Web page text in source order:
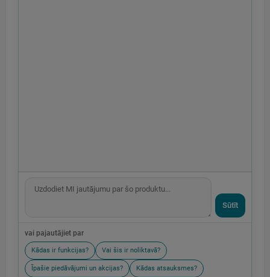
Sūtīt
vai pajautājiet par
Kādas ir funkcijas? Vai šis ir noliktavā?
Īpašie piedāvājumi un akcijas? Kādas atsauksmes?